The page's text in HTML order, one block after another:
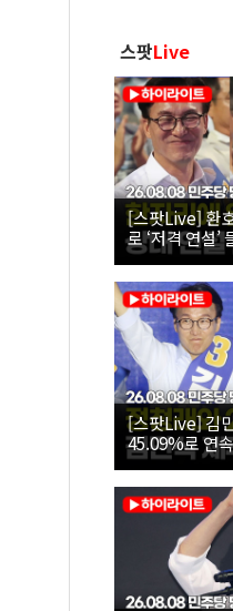
스팟Live
[스팟Live] 환
로 ‘저격 연설’
26.08.08 더불
보 인천 합동연
[스팟Live] 김
45.09%로 연
26.08.08 더불
보 인천 합동연